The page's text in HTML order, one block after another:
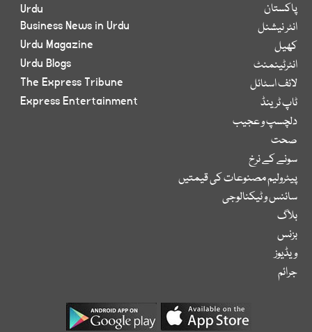
پاکستان
انٹر نیشنل
کھیل
انٹرٹینمنٹ
لائف اسٹائل
ٹاپ ٹرینڈ
دلچسپ و عجیب
صحت
سونے کے نرخ
پیٹرولیم مصنوعات کی قیمتیں
سائنس و ٹیکنالوجی
بلاگ
بزنس
ویڈیوز
جرائم
Urdu
Business News in Urdu
Urdu Magazine
Urdu Blogs
The Express Tribune
Express Entertainment